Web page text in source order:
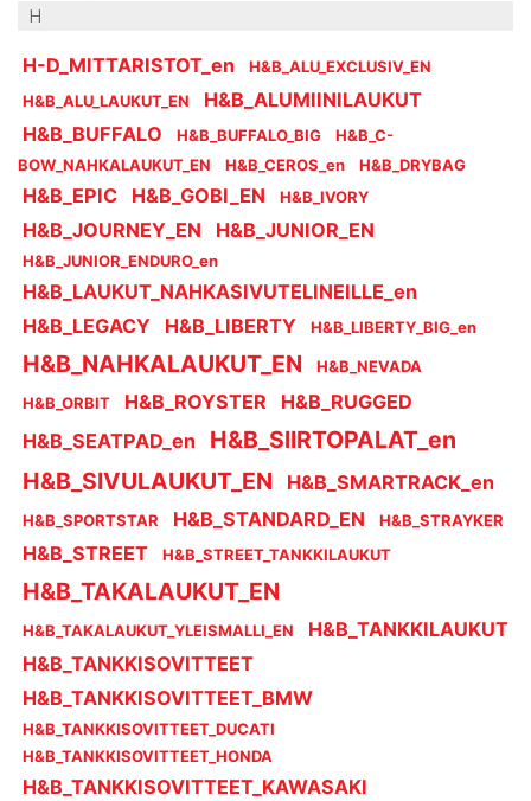
H
H-D_MITTARISTOT_en
H&B_ALU_EXCLUSIV_EN
H&B_ALU_LAUKUT_EN
H&B_ALUMIINILAUKUT
H&B_BUFFALO
H&B_BUFFALO_BIG
H&B_C-
BOW_NAHKALAUKUT_EN
H&B_CEROS_en H&B_DRYBAG
H&B_EPIC H&B_GOBI_EN H&B_IVORY
H&B_JOURNEY_EN H&B_JUNIOR_EN
H&B_JUNIOR_ENDURO_en
H&B_LAUKUT_NAHKASIVUTELINEILLE_en
H&B_LEGACY
H&B_LIBERTY H&B_LIBERTY_BIG_en
H&B_NAHKALAUKUT_EN
H&B_NEVADA
H&B_ORBIT
H&B_ROYSTER
H&B_RUGGED
H&B_SEATPAD_en
H&B_SIIRTOPALAT_en
H&B_SIVULAUKUT_EN
H&B_SMARTRACK_en
H&B_SPORTSTAR H&B_STANDARD_EN H&B_STRAYKER
H&B_STREET H&B_STREET_TANKKILAUKUT
H&B_TAKALAUKUT_EN
H&B_TAKALAUKUT_YLEISMALLI_EN
H&B_TANKKILAUKUT
H&B_TANKKISOVITTEET
H&B_TANKKISOVITTEET_BMW
H&B_TANKKISOVITTEET_DUCATI
H&B_TANKKISOVITTEET_HONDA
H&B_TANKKISOVITTEET_KAWASAKI